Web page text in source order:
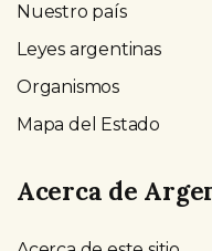
Nuestro país
Leyes argentinas
Organismos
Mapa del Estado
Acerca de